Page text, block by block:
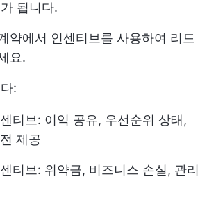
됩니다.
약에서 인센티브를 사용하여 리드
요.
:
티브: 이익 공유, 우선순위 상태,
제공
티브: 위약금, 비즈니스 손실, 관리